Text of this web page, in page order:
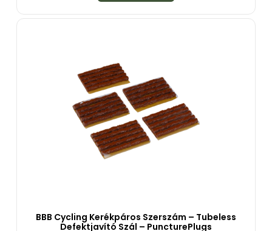
-
b
ő
BBB Cycling Kerékpáros Szerszám – Tubeless
Defektjavító Szál – PuncturePlugs